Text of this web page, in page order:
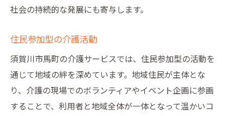
社会の持続的な発展にも寄与します。
住民参加型の介護活動
須賀川市馬町の介護サービスでは、住民参加型の活動を
通じて地域の絆を深めています。地域住民が主体とな
り、介護の現場でのボランティアやイベント企画に参画
することで、利用者と地域全体が一体となって温かいコ